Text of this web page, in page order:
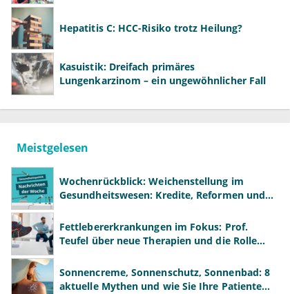
Hepatitis C: HCC-Risiko trotz Heilung?
Kasuistik: Dreifach primäres
Lungenkarzinom – ein ungewöhnlicher Fall
Meistgelesen
Wochenrückblick: Weichenstellung im
Gesundheitswesen: Kredite, Reformen und
Fettlebererkrankungen im Fokus: Prof.
Teufel über neue Therapien und die Rolle
Sonnencreme, Sonnenschutz, Sonnenbad: 8
aktuelle Mythen und wie Sie Ihre Patienten